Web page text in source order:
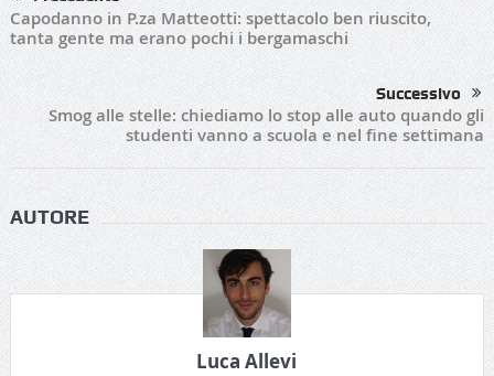
Capodanno in P.za Matteotti: spettacolo ben riuscito,
tanta gente ma erano pochi i bergamaschi
Successivo
Smog alle stelle: chiediamo lo stop alle auto quando gli
studenti vanno a scuola e nel fine settimana
AUTORE
Luca Allevi